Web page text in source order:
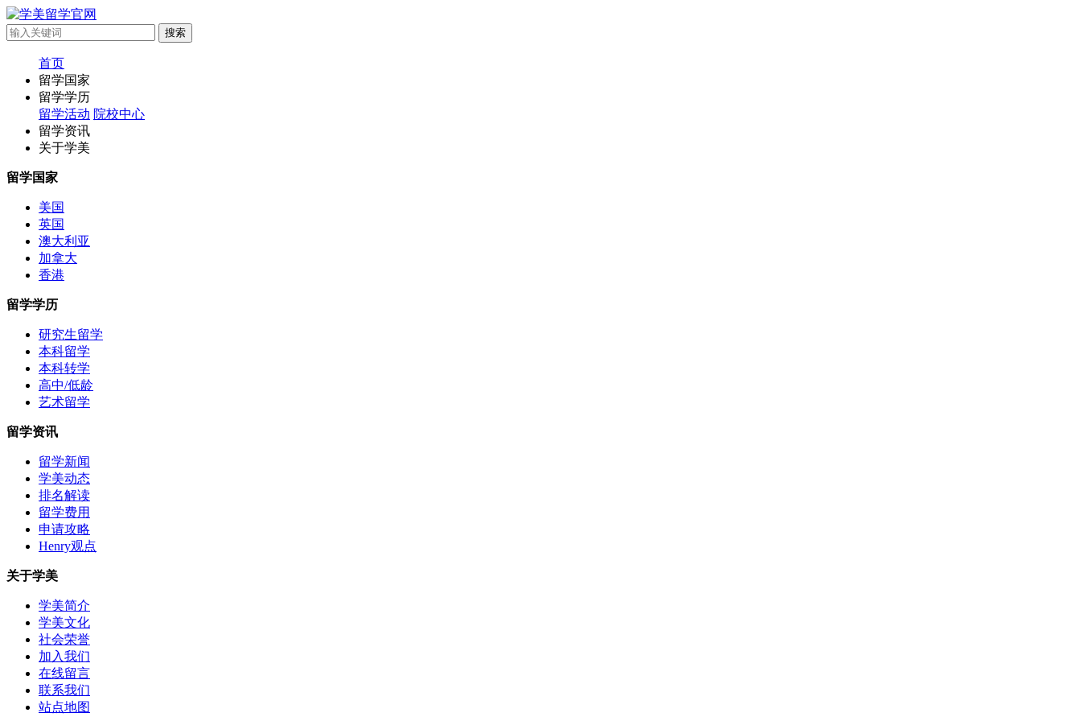
首页
留学国家
留学学历
留学活动 院校中心
留学资讯
关于学美
留学国家
美国
英国
澳大利亚
加拿大
香港
留学学历
研究生留学
本科留学
本科转学
高中/低龄
艺术留学
留学资讯
留学新闻
学美动态
排名解读
留学费用
申请攻略
Henry观点
关于学美
学美简介
学美文化
社会荣誉
加入我们
在线留言
联系我们
站点地图